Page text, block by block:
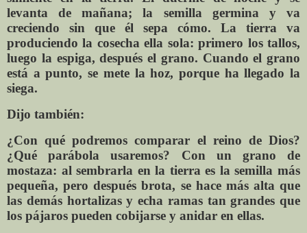
levanta de mañana; la semilla germina y va
creciendo sin que él sepa cómo. La tierra va
produciendo la cosecha ella sola: primero los tallos,
luego la espiga, después el grano. Cuando el grano
está a punto, se mete la hoz, porque ha llegado la
siega.
Dijo también:
¿Con qué podremos comparar el reino de Dios?
¿Qué parábola usaremos? Con un grano de
mostaza: al sembrarla en la tierra es la semilla más
pequeña, pero después brota, se hace más alta que
las demás hortalizas y echa ramas tan grandes que
los pájaros pueden cobijarse y anidar en ellas.